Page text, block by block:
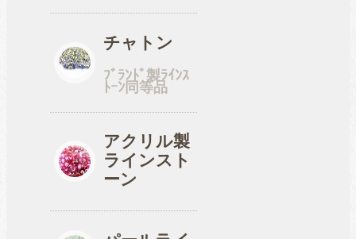
工具
便利品
収納ケース
チャトン
ﾌﾞﾗﾝﾄﾞ製ﾗｲﾝｽ
ﾄｰﾝ同等品
アクリル製
ラインスト
ーン